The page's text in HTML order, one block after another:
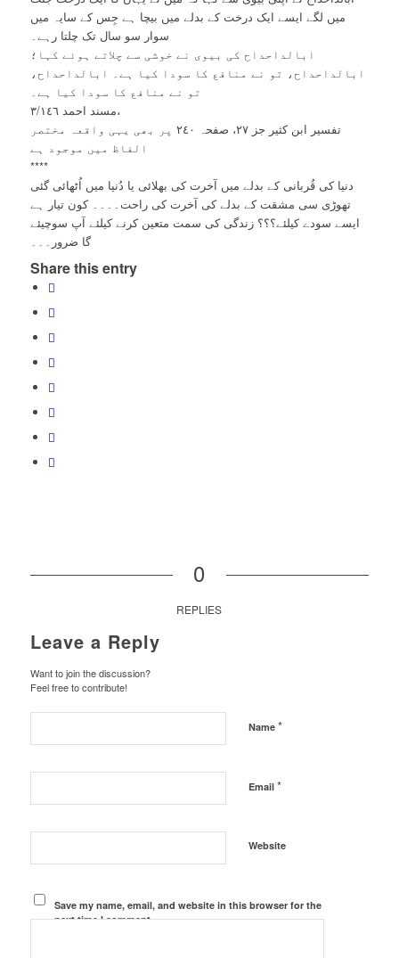
میں لگے ایسے ایک درخت کے بدلے میں بیچا ہے جِس کے سایہ میں
سوار سو سال تک چلتا رہے۔
ابالداحداح کی بیوی نے خوشی سے چلاتے ہوئے کہا؛
ابالداحداح، تو نے منافع کا سودا کیا ہے۔ ابالداحداح،
تو نے منافع کا سودا کیا ہے۔
مسند احمد ٣/١٤٦،
تفسیر ابن کثیر جز ٢٧، صفحہ ٢٤٠ پر بھی یہی واقعہ مختصر
الفاظ میں موجود ہے
****
دنیا کی قُربانی کے بدلے میں آخرت کی بھلائی یا دُنیا میں اُٹھائی گئی
تھوڑی سی مشقت کے بدلے کی آخرت کی راحت۔۔۔۔ کون تیار ہے
ایسے سودے کیلئے؟؟؟ زندگی کی سمت متعین کرنے کیلئے آپ سوچیئے
گا ضرور۔۔۔
Share this entry
0
REPLIES
Leave a Reply
Want to join the discussion?
Feel free to contribute!
Name *
Email *
Website
Save my name, email, and website in this browser for the
next time I comment.